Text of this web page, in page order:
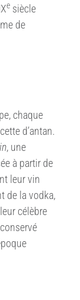
e siècle
de
chaque
d’antan.
, une
à partir de
leur vin
de la vodka,
célèbre